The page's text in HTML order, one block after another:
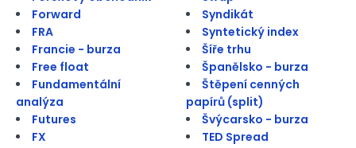
Forward
FRA
Francie - burza
Free float
Fundamentální
analýza
Futures
FX
Syndikát
Syntetický index
Šíře trhu
Španělsko - burza
Štěpení cenných
papírů (split)
Švýcarsko - burza
TED Spread